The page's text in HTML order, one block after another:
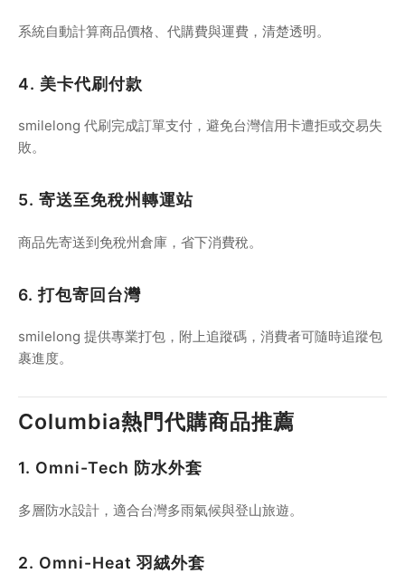
系統自動計算商品價格、代購費與運費，清楚透明。
4. 美卡代刷付款
smilelong 代刷完成訂單支付，避免台灣信用卡遭拒或交易失
敗。
5. 寄送至免稅州轉運站
商品先寄送到免稅州倉庫，省下消費稅。
6. 打包寄回台灣
smilelong 提供專業打包，附上追蹤碼，消費者可隨時追蹤包
裹進度。
Columbia熱門代購商品推薦
1. Omni-Tech 防水外套
多層防水設計，適合台灣多雨氣候與登山旅遊。
2. Omni-Heat 羽絨外套